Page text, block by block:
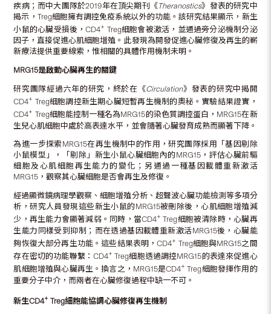
疾病；而中大團隊於2019年在頂尖期刊《Theranostics》發表的研究中
揭示，Treg細胞擁有調控免疫系統以外的功能。該研究結果顯示，新生
小鼠的心臟受損後，CD4+ Treg細胞會被激活，並通過旁分泌機制分泌
因子，直接促進心肌細胞增殖。此發現為開發促進心臟修復及再生的嶄
新療法提供重要線索，惟相關的具體作用機制未明。
MRG15是啟動心臟再生的關鍵
研究團隊經過六年的研究，終於在《Circulation》發表的研究中揭開
CD4+ Treg細胞調控新生期心臟短暫再生機制的奧秘。實驗結果證實，
CD4+ Treg細胞能控制一種名為MRG15的染色質調控蛋白，MRG15在新
生兒心肌細胞中處於高表達水平，並會隨著心臟發育成熟而顯著下降。
為進一步探索MRG15在再生機制中的作用，研究團隊採用「基因剔除
小鼠模型」，「剔除」新生小鼠心臟細胞內的MRG15，評估心臟前驅
細胞及心肌細胞再生能力的變化；另通過一種基因載體重新激活
MRG15，觀察其心臟細胞是否會再生及修復。
經過顯微鏡病理學觀察、細胞增殖分析、超聲波心臟功能檢測等多項分
析，研究人員發現這些新生小鼠的MRG15被刪除後，心肌細胞增殖減
少，再生能力會顯著減弱。同時，當CD4+ Treg細胞被清除時，心臟再
生能力同樣受到抑制；而在透過基因載體重新激活MRG15後，心臟能
夠恢復大部分再生功能。這些結果表明，CD4+ Treg細胞與MRG15之間
存在密切的功能聯繫：CD4+ Treg細胞透過調控MRG15的表達來促進心
肌細胞增殖與心臟再生。換言之，MRG15是CD4+ Treg細胞發揮作用的
重要分子中介，而兩者在心臟修復過程中缺一不可。
新生CD4+ Treg細胞能協調心臟修復再生機制